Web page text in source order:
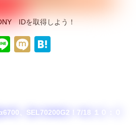
IDを取得しよう！
Li
M H
a
、SEL70200G2！7/18 １０：０